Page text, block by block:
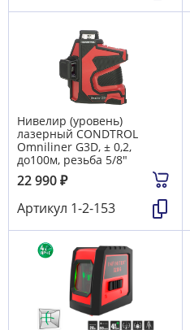
Нивелир (уровень)
лазерный CONDTROL
Omniliner G3D, ± 0,2,
до100м, резьба 5/8"
22 990₽
Артикул 1-2-153